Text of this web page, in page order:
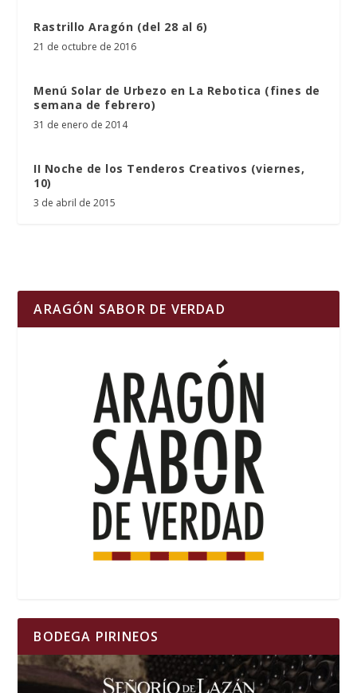
Rastrillo Aragón (del 28 al 6)
21 de octubre de 2016
Menú Solar de Urbezo en La Rebotica (fines de
semana de febrero)
31 de enero de 2014
II Noche de los Tenderos Creativos (viernes,
10)
3 de abril de 2015
ARAGÓN SABOR DE VERDAD
BODEGA PIRINEOS